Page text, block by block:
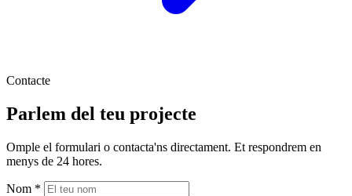
Contacte
Parlem del teu projecte
Omple el formulari o contacta'ns directament. Et respondrem en
menys de 24 hores.
Nom *